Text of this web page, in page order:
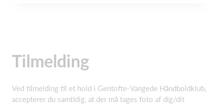
Tilmelding
Ved tilmelding til et hold i Gentofte-Vangede Håndboldklub,
accepterer du samtidig, at der må tages foto af dig/dit